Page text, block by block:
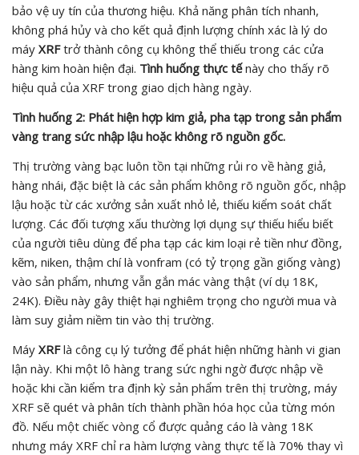
bảo vệ uy tín của thương hiệu. Khả năng phân tích nhanh,
không phá hủy và cho kết quả định lượng chính xác là lý do
máy XRFtrở thành công cụ không thể thiếu trong các cửa
hàng kim hoàn hiện đại. Tình huống thực tếnày cho thấy rõ
hiệu quả của XRF trong giao dịch hàng ngày.
Tình huống 2: Phát hiện hợp kim giả, pha tạp trong sản phẩm
vàng trang sức nhập lậu hoặc không rõ nguồn gốc.
Thị trường vàng bạc luôn tồn tại những rủi ro về hàng giả,
hàng nhái, đặc biệt là các sản phẩm không rõ nguồn gốc, nhập
lậu hoặc từ các xưởng sản xuất nhỏ lẻ, thiếu kiểm soát chất
lượng. Các đối tượng xấu thường lợi dụng sự thiếu hiểu biết
của người tiêu dùng để pha tạp các kim loại rẻ tiền như đồng,
kẽm, niken, thậm chí là vonfram (có tỷ trọng gần giống vàng)
vào sản phẩm, nhưng vẫn gắn mác vàng thật (ví dụ 18K,
24K). Điều này gây thiệt hại nghiêm trọng cho người mua và
làm suy giảm niềm tin vào thị trường.
Máy XRFlà công cụ lý tưởng để phát hiện những hành vi gian
lận này. Khi một lô hàng trang sức nghi ngờ được nhập về
hoặc khi cần kiểm tra định kỳ sản phẩm trên thị trường, máy
XRF sẽ quét và phân tích thành phần hóa học của từng món
đồ. Nếu một chiếc vòng cổ được quảng cáo là vàng 18K
nhưng máy XRF chỉ ra hàm lượng vàng thực tế là 70% thay vì